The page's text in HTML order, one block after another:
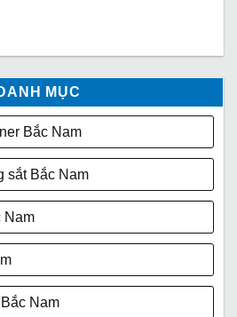
MỤC
Bắc Nam
sắt Bắc Nam
Nam
Nam